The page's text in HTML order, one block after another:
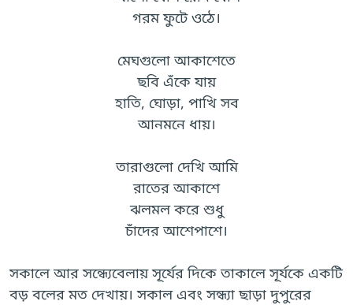
গরম ফুটে ওঠে।
মেঘগুলো আকাশেতে
ছবি এঁকে যায়
হাতি, ঘোড়া, পাখি সব
আনমনে ধায়।
তারাগুলো দেখি আমি
রাতের আকাশে
ঝলমল করে শুধু
চাঁদের আশেপাশে।
সকালে আর সন্ধ্যেবেলায় সূর্যের দিকে তাকালে সূর্যকে একটি
বড় বলের মত দেখায়। সকাল এবং সন্ধ্যা ছাড়া দুপুরের